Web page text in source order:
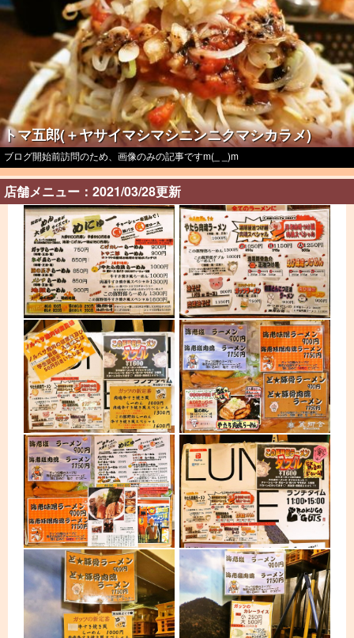
トマ五郎(＋ヤサイマシマシニンニクマシカラメ)
ブログ開始前訪問のため、画像のみの記事ですm(_ _)m
店舗メニュー：2021/03/28更新